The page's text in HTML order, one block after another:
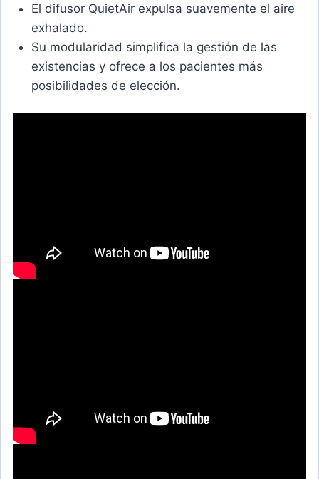
El difusor QuietAir expulsa suavemente el aire
exhalado.
Su modularidad simplifica la gestión de las
existencias y ofrece a los pacientes más
posibilidades de elección.